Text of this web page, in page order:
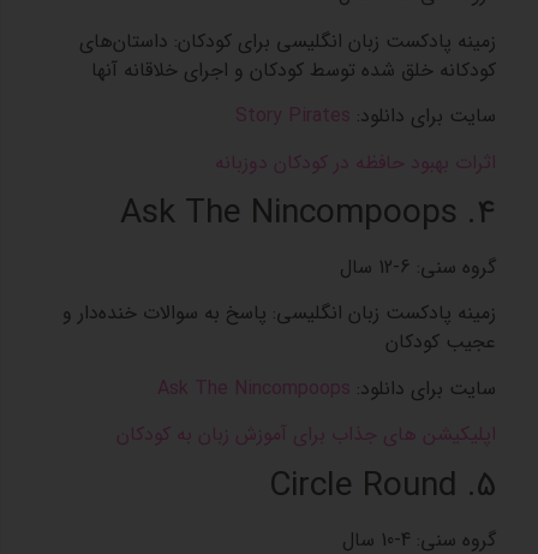
زمینه پادکست‌ زبان انگلیسی برای کودکان: داستان‌های
کودکانه خلق شده توسط کودکان و اجرای خلاقانه آنها
سایت برای دانلود: Story Pirates
اثرات بهبود حافظه در کودکان دوزبانه
4. Ask The Nincompoops
گروه سنی: 6-12 سال
زمینه پادکست‌ زبان انگلیسی: پاسخ به سوالات خنده‌دار و
عجیب کودکان
سایت برای دانلود: Ask The Nincompoops
اپلیکیشن های جذاب برای آموزش زبان به کودکان
5. Circle Round
گروه سنی: 4-10 سال